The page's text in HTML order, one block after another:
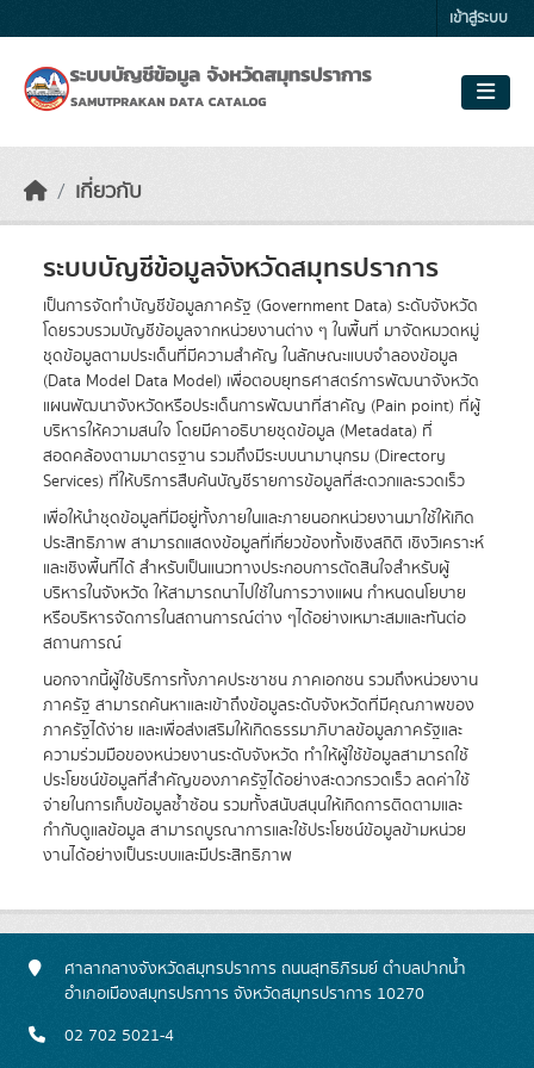
เข้าสู่ระบบ
เกี่ยวกับ
ระบบบัญชีข้อมูลจังหวัดสมุทรปราการ
เป็นการจัดทำบัญชีข้อมูลภาครัฐ (Government Data) ระดับจังหวัด
โดยรวบรวมบัญชีข้อมูลจากหน่วยงานต่าง ๆ ในพื้นที่ มาจัดหมวดหมู่
ชุดข้อมูลตามประเด็นที่มีความสำคัญ ในลักษณะแบบจำลองข้อมูล
(Data Model Data Model) เพื่อตอบยุทธศาสตร์การพัฒนาจังหวัด
แผนพัฒนาจังหวัดหรือประเด็นการพัฒนาที่สาคัญ (Pain point) ที่ผู้
บริหารให้ความสนใจ โดยมีคาอธิบายชุดข้อมูล (Metadata) ที่
สอดคล้องตามมาตรฐาน รวมถึงมีระบบนามานุกรม (Directory
Services) ที่ให้บริการสืบค้นบัญชีรายการข้อมูลที่สะดวกและรวดเร็ว
เพื่อให้นำชุดข้อมูลที่มีอยู่ทั้งภายในและภายนอกหน่วยงานมาใช้ให้เกิด
ประสิทธิภาพ สามารถแสดงข้อมูลที่เกี่ยวข้องทั้งเชิงสถิติ เชิงวิเคราะห์
และเชิงพื้นที่ได้ สำหรับเป็นแนวทางประกอบการตัดสินใจสำหรับผู้
บริหารในจังหวัด ให้สามารถนาไปใช้ในการวางแผน กำหนดนโยบาย
หรือบริหารจัดการในสถานการณ์ต่าง ๆได้อย่างเหมาะสมและทันต่อ
สถานการณ์
นอกจากนี้ผู้ใช้บริการทั้งภาคประชาชน ภาคเอกชน รวมถึงหน่วยงาน
ภาครัฐ สามารถค้นหาและเข้าถึงข้อมูลระดับจังหวัดที่มีคุณภาพของ
ภาครัฐได้ง่าย และเพื่อส่งเสริมให้เกิดธรรมาภิบาลข้อมูลภาครัฐและ
ความร่วมมือของหน่วยงานระดับจังหวัด ทำให้ผู้ใช้ข้อมูลสามารถใช้
ประโยชน์ข้อมูลที่สำคัญของภาครัฐได้อย่างสะดวกรวดเร็ว ลดค่าใช้
จ่ายในการเก็บข้อมูลซ้ำซ้อน รวมทั้งสนับสนุนให้เกิดการติดตามและ
กำกับดูแลข้อมูล สามารถบูรณาการและใช้ประโยชน์ข้อมูลข้ามหน่วย
งานได้อย่างเป็นระบบและมีประสิทธิภาพ
ศาลากลางจังหวัดสมุทรปราการ ถนนสุทธิภิรมย์ ตำบลปากน้ำ
อำเภอเมืองสมุทรปรกาาร จังหวัดสมุทรปราการ 10270
02 702 5021-4